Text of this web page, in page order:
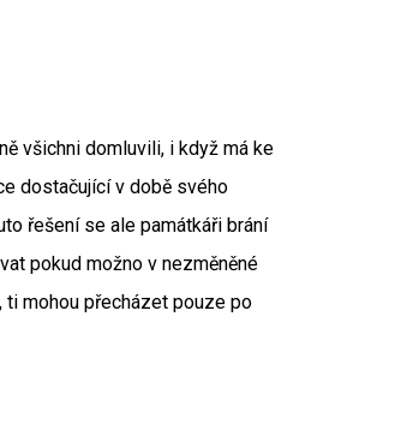
všichni domluvili, i když má ke
dostačující v době svého
řešení se ale památkáři brání
pokud možno v nezměněné
ti mohou přecházet pouze po